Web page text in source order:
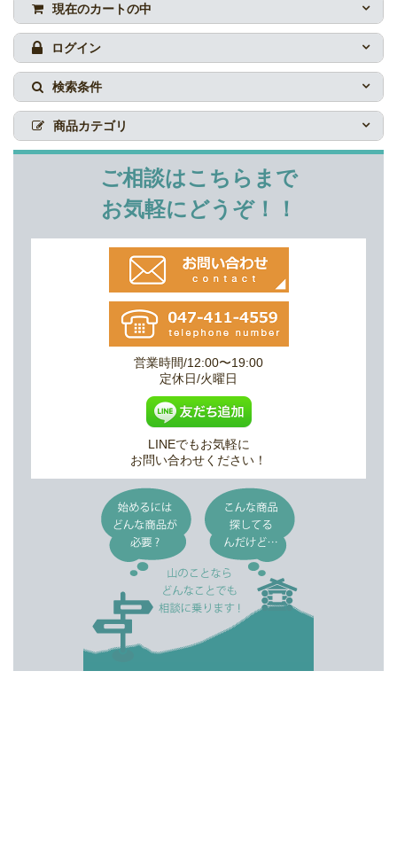
現在のカートの中
ログイン
検索条件
商品カテゴリ
ご相談はこちらまで
お気軽にどうぞ！！
営業時間/12:00〜19:00
定休日/火曜日
LINEでもお気軽に
お問い合わせください！